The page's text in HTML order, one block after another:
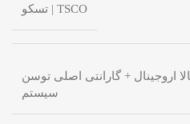
TSCO | تسکو
اروجینال + گارانتی اصلی توسن
سیستم